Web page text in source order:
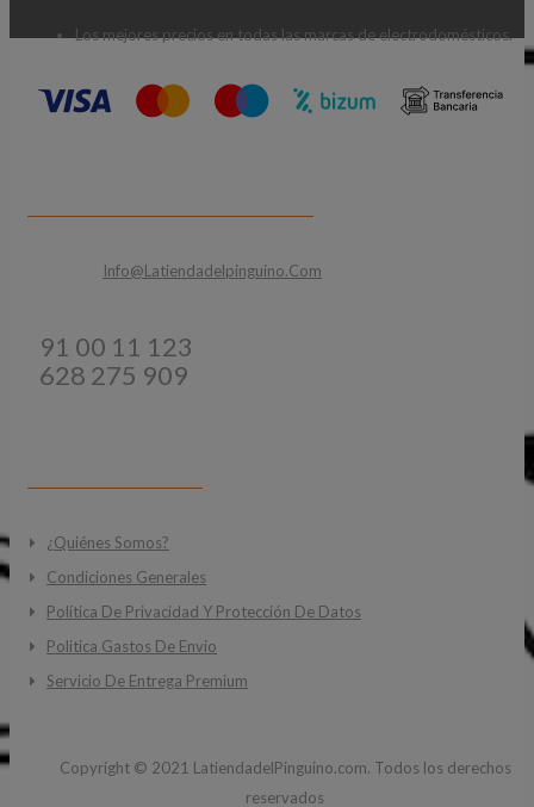
Los mejores precios en todas las marcas de electrodomésticos.
Info@latiendadelpinguino.com
91 00 11 123
628 275 909
¿Quiénes Somos?
Condiciones Generales
Política De Privacidad Y Protección De Datos
Politica Gastos De Envio
Servicio De Entrega Premium
Copyright © 2021 LatiendadelPinguino.com. Todos los derechos
reservados